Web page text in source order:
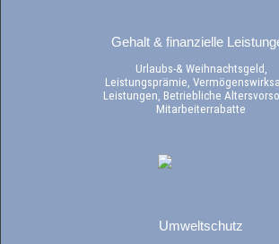
Gehalt & finanzielle
Urlaubs-& Weihnachtsgeld,
Leistungsprämie,
Leistungen, Betriebliche
Mitarbeiterrabatte
Umweltschutz